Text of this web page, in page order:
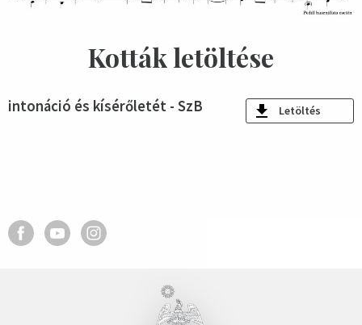
Kották letöltése
intonáció és kísérőletét - SzB Letöltés